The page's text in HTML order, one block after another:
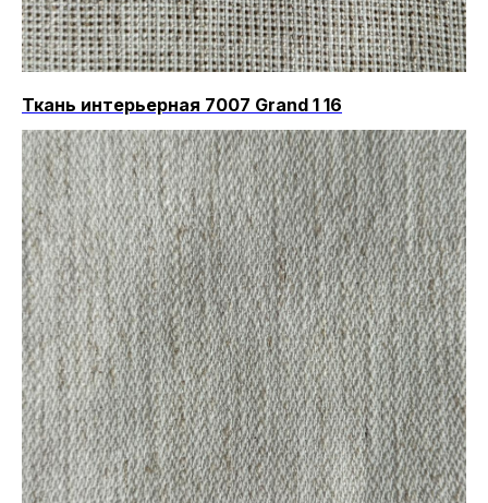
Ткань интерьерная 7007 Grand 1 16